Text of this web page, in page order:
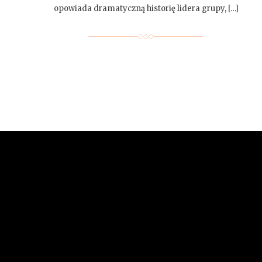
opowiada dramatyczną historię lidera grupy, […]